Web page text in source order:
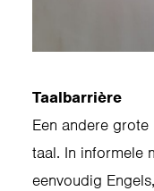
Taalbarrière
Een andere
taal. In informele
eenvoudig